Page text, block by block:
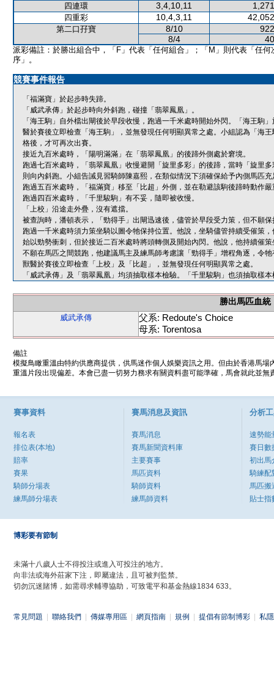
四連環 3,4,10,11
四重彩 10,4,3,11
第二口孖寶 8/10
8/4
派彩備註：於勝出組合中，「F」代表「任何組合」；「M」則代表「任何
序」。
競賽事件報告
「福滿寶」於起步時失蹄。
「威武承傳」於起步時向外斜跑，碰撞「翡翠鳳凰」。
「海王駒」自外檔出閘後於早段收慢，跑過一千米處時開始外閃。「海王駒
醫於賽後立即檢查「海王駒」，並無發現任何明顯異常之處。小組認為「海
格後，才可再次出賽。
接近九百米處時，「陽明滿滿」在「翡翠鳳凰」的後蹄外側處於窘境。
跑過七百米處時，「翡翠鳳凰」收慢避開「旋里多彩」的後蹄，當時「旋里
則向內斜跑。小組告誡見習騎師陳嘉熙，在類似情況下須確保給予內側馬匹
跑過五百米處時，「福滿寶」移至「比超」外側，並在勒避該駒後蹄時動作
跑過四百米處時，「千里駿駒」有不妥，隨即被收慢。
「上校」沿途走外疊，沒有遮擋。
被查詢時，潘頓表示，「勁得手」出閘迅速後，儘管於早段受力策，但不願
跑過一千米處時須力策坐騎以圖令牠保持位置。他說，坐騎儘管持續受催策
始以勁勢衝刺，但於接近二百米處時將頭轉側及開始內閃。他說，他持續催
不願在馬匹之間競跑，他建議馬主及練馬師考慮讓「勁得手」增程角逐，令
獸醫於賽後立即檢查「上校」及「比超」，並無發現任何明顯異常之處。
「威武承傳」及「翡翠鳳凰」均須抽取樣本檢驗。「千里駿駒」也須抽取樣
勝出馬匹血統
威武承傳
父系: Redoute's Choice
母系: Torentosa
備註
模擬鳥瞰重溫由特約供應商提供，供馬迷作個人娛樂資訊之用。但由於香港馬
重溫片段出現偏差。本會已盡一切努力務求有關資料盡可能準確，馬會就此並
賽事資料
報名表
排位表(本地)
賠率
賽果
騎師分場表
練馬師分場表
賽馬消息及資訊
賽馬消息
賽馬新聞資料庫
主要賽事
馬匹資料
騎師資料
練馬師資料
分析
速勢能
賽日數
初出馬
騎練配
馬匹搬
貼士指
博彩要有節制
未滿十八歲人士不得投注或進入可投注的地方。
向非法或海外莊家下注，即屬違法，且可被判監禁。
切勿沉迷賭博，如需尋求輔導協助，可致電平和基金熱線1834 633。
常見問題 聯絡我們 傳媒專用區 網頁指南 規例 提倡有節制博彩 私